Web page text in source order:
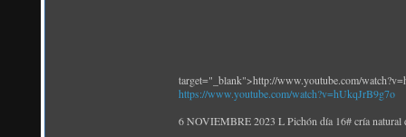
target="_blank">http://www.youtube.com/
https://www.youtube.com/watch?v=hUkqJrB9g7o
6 NOVIEMBRE 2023 L Pichón día 16# cría